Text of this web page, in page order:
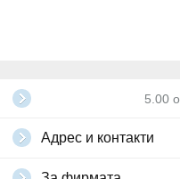
5.00
Адрес и контакти